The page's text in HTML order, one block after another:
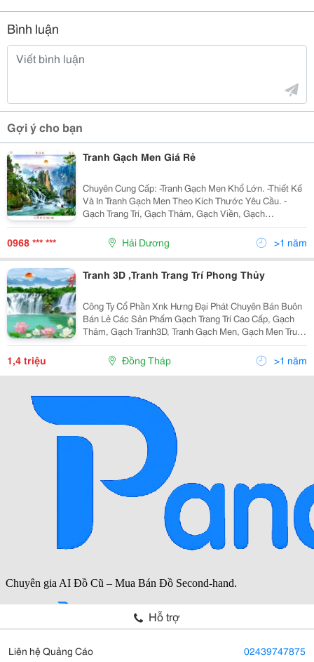
Bình luận
Gợi ý cho bạn
Tranh Gạch Men Giá Rẻ
Chuyên Cung Cấp: -Tranh Gạch Men Khổ Lớn. -Thiết Kế
Và In Tranh Gạch Men Theo Kích Thước Yêu Cầu. -
Gạch Trang Trí, Gạch Thảm, Gạch Viền, Gạch
Điểm&Hellip; - Cung Cấp Thiết Bị Vệ Sinh Nhãn Hiệu:
Joyou, Cotto, Sicily, Jodo&Hellip;
0968 *** *** Hải Dương >1 năm
Tranh 3D ,Tranh Trang Trí Phong Thủy
Công Ty Cổ Phần Xnk Hưng Đại Phát Chuyên Bán Buôn
Bán Lẻ Các Sản Phẩm Gạch Trang Trí Cao Cấp, Gạch
Thảm, Gạch Tranh3D, Tranh Gạch Men, Gạch Men Trung
Quốc, Gạch Bóng Kính, Gạch Tranh, Gạch Thảm Tranh,
Tranh Thảm &Hellip;. Được Nhập Khẩu Từ
1,4 triệu Đồng Tháp >1 năm
Hỗ trợ
Liên hệ Quảng Cáo 02439747875